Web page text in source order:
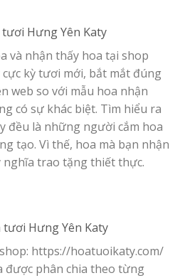
Hưng Yên Katy
và nhận thấy hoa tại shop
kỳ tươi mới, bắt mắt đúng
web so với mẫu hoa nhận
có sự khác biệt. Tìm hiểu ra
đều là những người cắm hoa
tạo. Vì thế, hoa mà bạn nhận
nghĩa trao tặng thiết thực.
tươi Hưng Yên Katy
https://hoatuoikaty.com/
được phân chia theo từng